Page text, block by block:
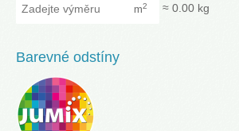
m2 ≈ 0.00 kg
Barevné odstíny